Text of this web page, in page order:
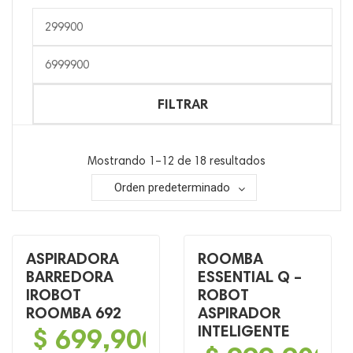
mínimo
máximo
FILTRAR
Mostrando 1–12 de 18 resultados
Orden predeterminado
ASPIRADORA
BARREDORA
IROBOT
ROOMBA 692
$ 699,900
ROOMBA
ESSENTIAL Q –
ROBOT
ASPIRADOR
INTELIGENTE